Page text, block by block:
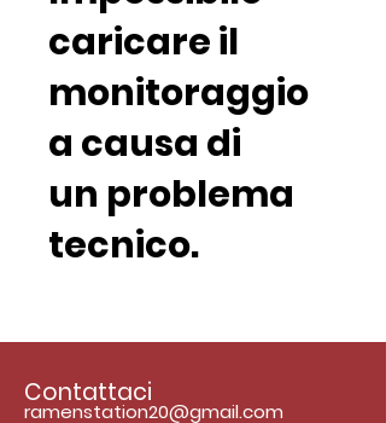
caricare il
monitoraggio
a causa di
un problema
tecnico.
Contattaci
ramenstation20@gmail.com